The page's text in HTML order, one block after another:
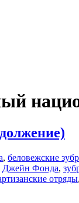
, беловежские
Джейн Фонда,
отряды,